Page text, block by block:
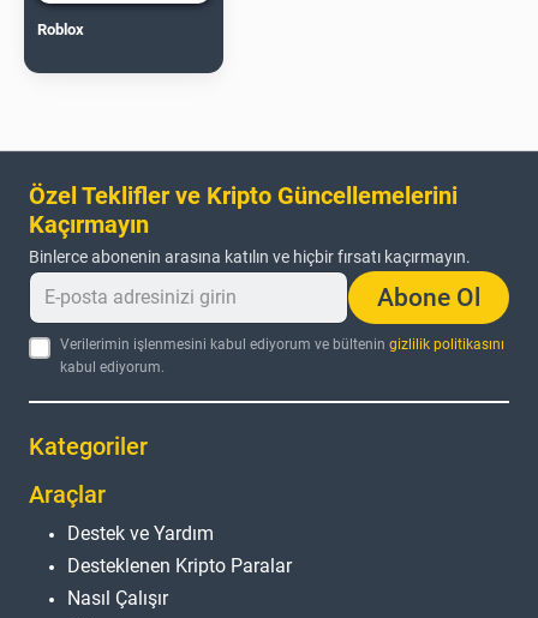
Roblox
Özel Teklifler ve Kripto Güncellemelerini
Kaçırmayın
Binlerce abonenin arasına katılın ve hiçbir fırsatı kaçırmayın.
Abone Ol
Verilerimin işlenmesini kabul ediyorum ve bülteningizlilik politikasını
kabul ediyorum.
Kategoriler
Araçlar
Destek ve Yardım
Desteklenen Kripto Paralar
Nasıl Çalışır